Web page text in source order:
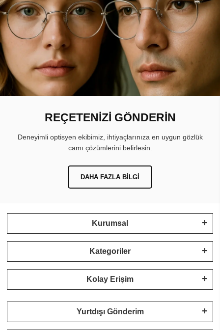
REÇETENİZİ GÖNDERİN
Deneyimli optisyen ekibimiz, ihtiyaçlarınıza en uygun gözlük
camı çözümlerini belirlesin.
DAHA FAZLA BILGI
Kurumsal
Kategoriler
Kolay Erişim
Yurtdışı Gönderim